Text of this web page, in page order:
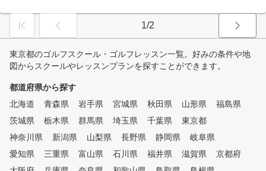
1/2
東京都のゴルフスクール・ゴルフレッスン一覧。好みの条件や地
図からスクールやレッスンプランを探すことができます。
都道府県から探す
北海道
青森県 岩手県 宮城県 秋田県 山形県
福島県
茨城県
栃木県 群馬県 埼玉県 千葉県
東京都
神奈川県
新潟県 山梨県 長野県 静岡県
岐阜県
愛知県
三重県 富山県 石川県 福井県 滋賀県
京都府